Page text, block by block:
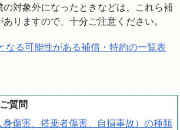
の対象外になったときなどは、これら補
りますので、十分ご注意ください。
なる可能性がある補償・特約の一覧表
質問
身傷害、搭乗者傷害、自損事故）の種類